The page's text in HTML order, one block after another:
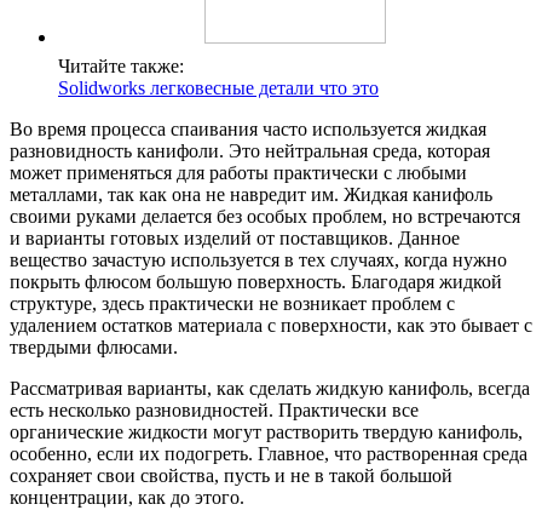
Читайте также:
Solidworks легковесные детали что это
Во время процесса спаивания часто используется жидкая
разновидность канифоли. Это нейтральная среда, которая
может применяться для работы практически с любыми
металлами, так как она не навредит им. Жидкая канифоль
своими руками делается без особых проблем, но встречаются
и варианты готовых изделий от поставщиков. Данное
вещество зачастую используется в тех случаях, когда нужно
покрыть флюсом большую поверхность. Благодаря жидкой
структуре, здесь практически не возникает проблем с
удалением остатков материала с поверхности, как это бывает с
твердыми флюсами.
Рассматривая варианты, как сделать жидкую канифоль, всегда
есть несколько разновидностей. Практически все
органические жидкости могут растворить твердую канифоль,
особенно, если их подогреть. Главное, что растворенная среда
сохраняет свои свойства, пусть и не в такой большой
концентрации, как до этого.